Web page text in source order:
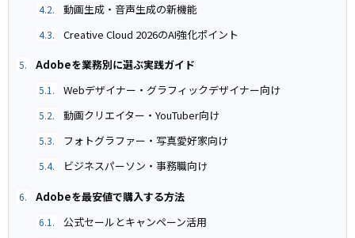
4.2. 動画生成・音声生成の新機能
4.3. Creative Cloud 2026のAI強化ポイント
5. Adobeを業務別に選ぶ実践ガイド
5.1. Webデザイナー・グラフィックデザイナー向け
5.2. 動画クリエイター・YouTuber向け
5.3. フォトグラファー・写真愛好家向け
5.4. ビジネスパーソン・事務職向け
6. Adobeを最安値で購入する方法
6.1. 公式セールとキャンペーン活用